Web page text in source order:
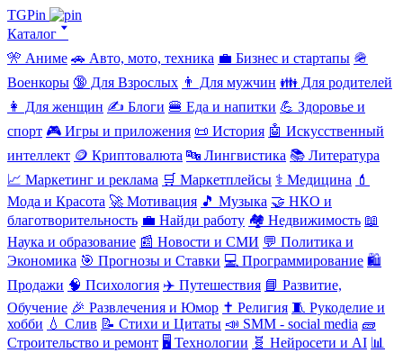
TGPin
Каталог 🢓
🎌 Аниме 🚗 Авто, мото, техника 💼 Бизнес и стартапы 🪖
Военкоры 🔞 Для Взрослых 👨 Для мужчин 👪 Для родителей
👩 Для женщин ✍️ Блоги 🍔 Еда и напитки 💪 Здоровье и
спорт 🎮 Игры и приложения 📜 История 🤖 Искусственный
интеллект 🪙 Криптовалюта 🔤 Лингвистика 📚 Литература
📈 Маркетинг и реклама 🛒 Маркетплейсы ⚕️ Медицина 💄
Мода и Красота 🚀 Мотивация 🎵 Музыка 🤝 НКО и
благотворительность 💼 Найди работу 🏘️ Недвижимость 📖
Наука и образование 📰 Новости и СМИ 💬 Политика и
Экономика 🎯 Прогнозы и Ставки 💻 Программирование 🛍️
Продажи 🧠 Психология ✈️ Путешествия 📘 Развитие,
Обучение 🎉 Развлечения и Юмор ✝️ Религия 🧵 Рукоделие и
хобби 💧 Слив 📝 Стихи и Цитаты 📣 SMM - social media 🧱
Строительство и ремонт 🖥️ Технологии 🧬 Нейросети и AI 📊